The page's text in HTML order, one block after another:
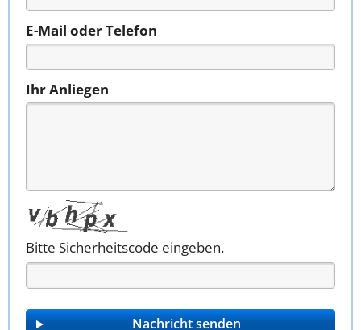
E-Mail oder Telefon
Ihr Anliegen
Bitte Sicherheitscode eingeben.